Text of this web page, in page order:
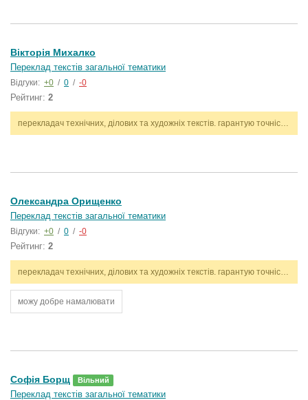
Вікторія Михалко
Переклад текстів загальної тематики
Відгуки: +0 / 0 / -0
Рейтинг: 2
перекладач технічних, ділових та художніх текстів. гарантую точність, стилістичну відповідність і дотримання термінів. працюю з англійською та українською мовами.
Олександра Орищенко
Переклад текстів загальної тематики
Відгуки: +0 / 0 / -0
Рейтинг: 2
перекладач технічних, ділових та художніх текстів. гарантую точність, стилістичну відповідність і дотримання термінів. працюю з англійською та українською мовами.
можу добре намалювати
Софія Борщ Вільний
Переклад текстів загальної тематики